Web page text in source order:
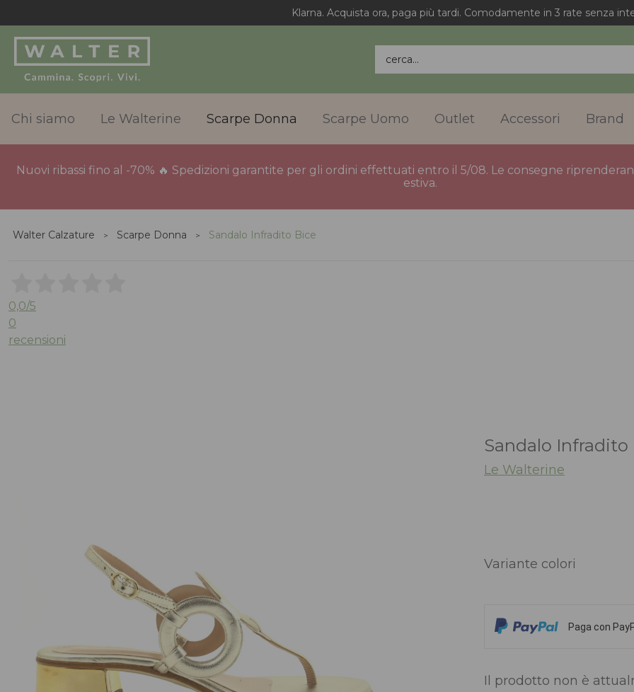
Klarna. Acquista ora, paga più tardi. Comodamente in 3 rate senza
cerca...
Chi siamo Le Walterine Scarpe Donna Scarpe Uomo Outlet Accessori Brand
Nuovi ribassi fino al -70% 🔥 Spedizioni garantite per gli ordini effettuati entro il 5/08. Le consegne
estiva.
Walter Calzature Scarpe Donna Sandalo Infradito Bice
0,0/5
0
recensioni
Sandalo Infradito
Le Walterine
Variante colori
Paga con
Il prodotto non è